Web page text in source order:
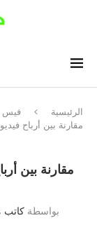
الرئيسية
فيس
مقارنة بين أرباح
مقارنة بين
بواسطة كاتب